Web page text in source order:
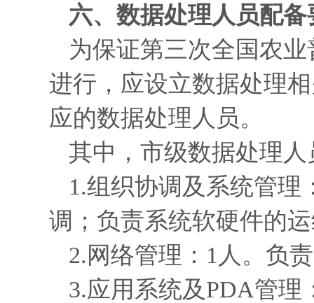
六、数据处理人员配备
为保证第三次全国农
进行，应设立数据处理
应的数据处理人员。
其中，市级数据处理
1.组织协调及系统管理
调；负责系统软硬件的
2.网络管理：1人。负
3.应用系统及PDA管理